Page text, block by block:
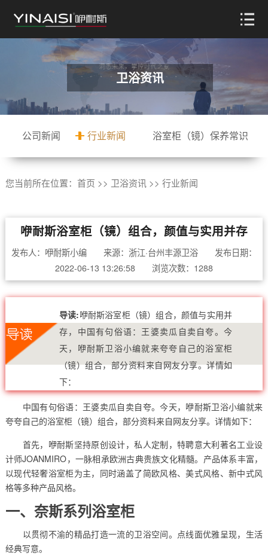
卫浴资讯
公司新闻 行业新闻 浴室柜（镜）保养常识
您当前所在位置： 首页 >> 卫浴资讯>> 行业新闻
咿耐斯浴室柜（镜）组合，颜值与实用并存
发布人：咿耐斯小编 来源：浙江·台州丰源卫浴 发布日期：
2022-06-13 13:26:58 浏览次数：1288
导读:咿耐斯浴室柜（镜）组合，颜值与实用并
存，中国有句俗语：王婆卖瓜自卖自夸。今
天，咿耐斯卫浴小编就来夸夸自己的浴室柜
（镜）组合，部分资料来自网友分享。详情如
下：
中国有句俗语：王婆卖瓜自卖自夸。今天，咿耐斯卫浴小编就来
夸夸自己的浴室柜（镜）组合，部分资料来自网友分享。详情如下：
首先，咿耐斯坚持原创设计，私人定制，特聘意大利著名工业设
计师JOANMIRO，一脉相承欧洲古典贵族文化精髓。产品体系丰富，
以现代轻奢浴室柜为主，同时涵盖了简欧风格、美式风格、新中式风
格等多种产品风格。
一、奈斯系列浴室柜
以贯彻不渝的精品打造一流的卫浴空间。点线面优雅呈现，生活
经典写意。